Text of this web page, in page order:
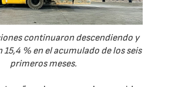
continuaron descendiendo y
15,4 % en el acumulado de los seis
primeros meses.